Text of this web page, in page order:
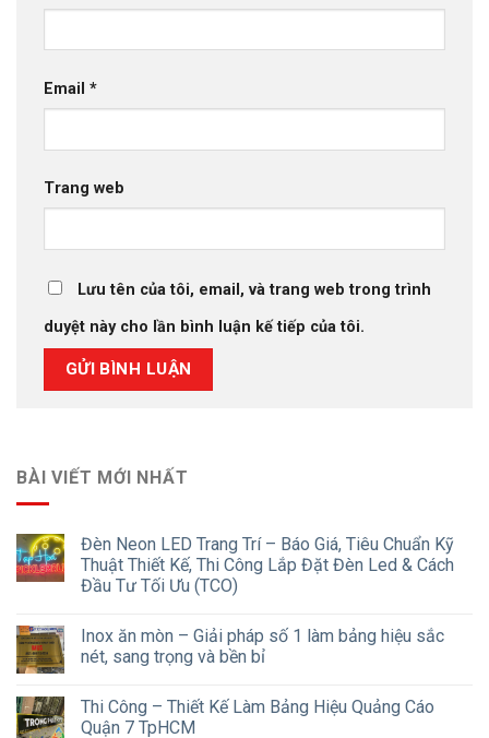
Email *
Trang web
Lưu tên của tôi, email, và trang web trong trình
duyệt này cho lần bình luận kế tiếp của tôi.
BÀI VIẾT MỚI NHẤT
Đèn Neon LED Trang Trí – Báo Giá, Tiêu Chuẩn Kỹ
Thuật Thiết Kế, Thi Công Lắp Đặt Đèn Led & Cách
Đầu Tư Tối Ưu (TCO)
Inox ăn mòn – Giải pháp số 1 làm bảng hiệu sắc
nét, sang trọng và bền bỉ
Thi Công – Thiết Kế Làm Bảng Hiệu Quảng Cáo
Quận 7 TpHCM